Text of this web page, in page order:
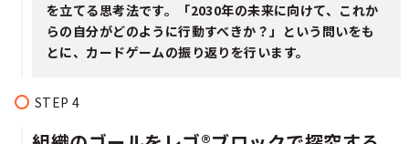
を立てる思考法です。「2030年の未来に向けて、これか
らの自分がどのように行動すべきか？」という問いをも
とに、カードゲームの振り返りを行います。